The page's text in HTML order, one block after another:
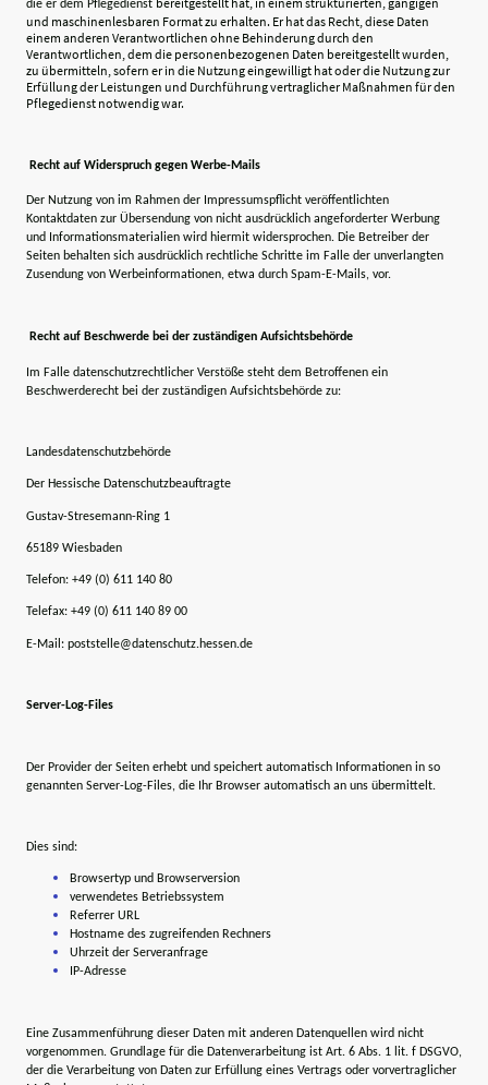
die er dem Pflegedienst
und maschinenlesbaren Format zu erhalten. Er hat das Recht, diese Daten
einem anderen Verantwortlichen ohne Behinderung durch den
Verantwortlichen, dem die personenbezogenen Daten bereitgestellt wurden,
zu übermitteln, sofern er in die Nutzung eingewilligt hat oder die Nutzung zur
Erfüllung der Leistungen und Durchführung vertraglicher Maßnahmen für den
Pflegedienst notwendig war.
Recht auf Widerspruch gegen Werbe-Mails
Der Nutzung von im Rahmen der Impressumspflicht veröffentlichten
Kontaktdaten zur Übersendung von nicht ausdrücklich angeforderter Werbung
und Informationsmaterialien wird hiermit widersprochen. Die Betreiber der
Seiten behalten sich ausdrücklich rechtliche Schritte im Falle der unverlangten
Zusendung von Werbeinformationen, etwa durch Spam-E-Mails, vor.
Recht auf Beschwerde bei der zuständigen Aufsichtsbehörde
Im Falle datenschutzrechtlicher Verstöße steht dem Betroffenen ein
Beschwerderecht bei der zuständigen Aufsichtsbehörde zu:
Landesdatenschutzbehörde
Der Hessische Datenschutzbeauftragte
Gustav-Stresemann-Ring 1
65189 Wiesbaden
Telefon: +49 (0) 611 140 80
Telefax: +49 (0) 611 140 89 00
E-Mail: poststelle@datenschutz.hessen.de
Server-Log-Files
Der Provider der Seiten erhebt und speichert automatisch Informationen in so
genannten Server-Log-Files, die Ihr Browser automatisch an uns übermittelt.
Dies sind:
Browsertyp und Browserversion
verwendetes Betriebssystem
Referrer URL
Hostname des zugreifenden Rechners
Uhrzeit der Serveranfrage
IP-Adresse
Eine Zusammenführung dieser Daten mit anderen Datenquellen wird nicht
vorgenommen. Grundlage für die Datenverarbeitung ist Art. 6 Abs. 1 lit. f DSGVO,
der die Verarbeitung von Daten zur Erfüllung eines Vertrags oder vorvertraglicher